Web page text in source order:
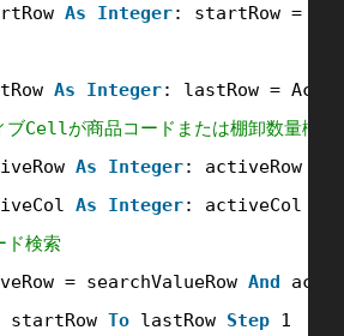
As Integer: startRow = 5
As Integer: lastRow =
ブCellが商品コードまたは棚卸数量欄で
As Integer: activeRow =
As Integer: activeCol =
ド検索
= searchValueRow And
To lastRow Step 1